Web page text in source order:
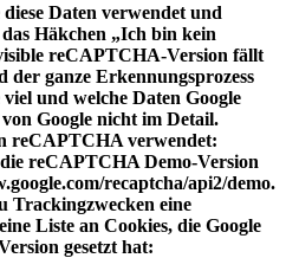
Daten verwendet und
Häkchen „Ich bin kein
reCAPTCHA-Version fällt
der ganze Erkennungsprozess
und welche Daten Google
Google nicht im Detail.
reCAPTCHA verwendet:
reCAPTCHA Demo-Version
recaptcha/api2/demo.
Trackingzwecken eine
Liste an Cookies, die Google
gesetzt hat: